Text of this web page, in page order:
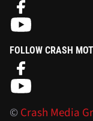
FOLLOW CRASH
©Crash Media